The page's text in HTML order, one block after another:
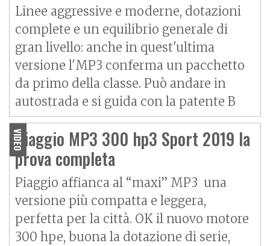
Linee aggressive e moderne, dotazioni
complete e un equilibrio generale di
gran livello: anche in quest'ultima
versione l'MP3 conferma un pacchetto
da primo della classe. Può andare in
autostrada e si guida con la patente B
VIDEO
Piaggio MP3 300 hp3 Sport 2019 la
prova completa
Piaggio affianca al “maxi” MP3 una
versione più compatta e leggera,
perfetta per la città. OK il nuovo motore
300 hpe, buona la dotazione di serie,